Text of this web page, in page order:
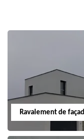
Ravalement de